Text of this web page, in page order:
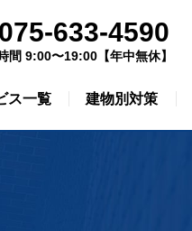
ス一覧 建物別対策
633-4590
間 9:00〜19:00【年中無休】